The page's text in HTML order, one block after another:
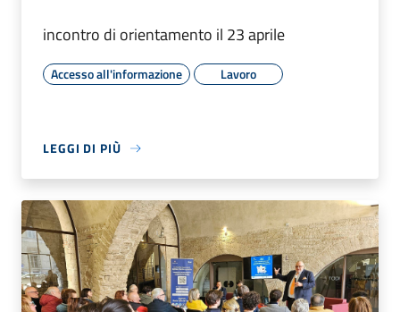
incontro di orientamento il 23 aprile
Accesso all'informazione Lavoro
LEGGI DI PIÙ